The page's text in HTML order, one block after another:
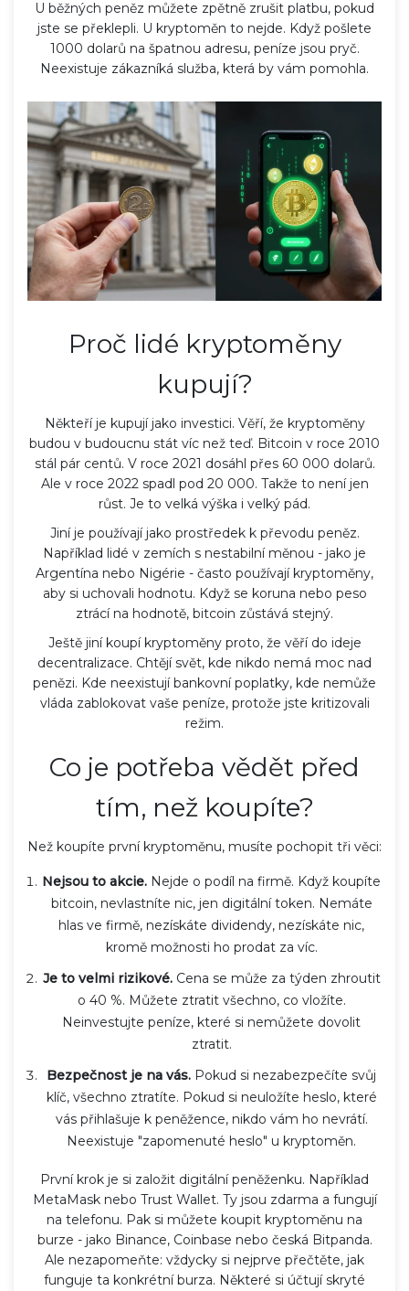
U běžných peněz můžete zpětně zrušit platbu, pokud
jste se překlepli. U kryptoměn to nejde. Když pošlete
1000 dolarů na špatnou adresu, peníze jsou pryč.
Neexistuje zákazníká služba, která by vám pomohla.
Proč lidé kryptoměny
kupují?
Někteří je kupují jako investici. Věří, že kryptoměny
budou v budoucnu stát víc než teď. Bitcoin v roce 2010
stál pár centů. V roce 2021 dosáhl přes 60 000 dolarů.
Ale v roce 2022 spadl pod 20 000. Takže to není jen
růst. Je to velká výška i velký pád.
Jiní je používají jako prostředek k převodu peněz.
Například lidé v zemích s nestabilní měnou - jako je
Argentína nebo Nigérie - často používají kryptoměny,
aby si uchovali hodnotu. Když se koruna nebo peso
ztrácí na hodnotě, bitcoin zůstává stejný.
Ještě jiní koupí kryptoměny proto, že věří do ideje
decentralizace. Chtějí svět, kde nikdo nemá moc nad
penězi. Kde neexistují bankovní poplatky, kde nemůže
vláda zablokovat vaše peníze, protože jste kritizovali
režim.
Co je potřeba vědět před
tím, než koupíte?
Než koupíte první kryptoměnu, musíte pochopit tři věci:
Nejsou to akcie. Nejde o podíl na firmě. Když koupíte
bitcoin, nevlastníte nic, jen digitální token. Nemáte
hlas ve firmě, nezískáte dividendy, nezískáte nic,
kromě možnosti ho prodat za víc.
Je to velmi rizikové.Cena se může za týden zhroutit
o 40 %. Můžete ztratit všechno, co vložíte.
Neinvestujte peníze, které si nemůžete dovolit
ztratit.
Bezpečnost je na vás. Pokud si nezabezpečíte svůj
klíč, všechno ztratíte. Pokud si neuložíte heslo, které
vás přihlašuje k peněžence, nikdo vám ho nevrátí.
Neexistuje "zapomenuté heslo" u kryptoměn.
První krok je si založit digitální peněženku. Například
MetaMasknebo Trust Wallet. Ty jsou zdarma a fungují
na telefonu. Pak si můžete koupit kryptoměnu na
burze - jako Binance, Coinbase nebo česká Bitpanda.
Ale nezapomeňte: vždycky si nejprve přečtěte, jak
funguje ta konkrétní burza. Některé si účtují skryté